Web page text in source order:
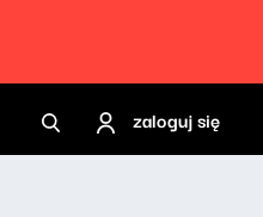
zaloguj się